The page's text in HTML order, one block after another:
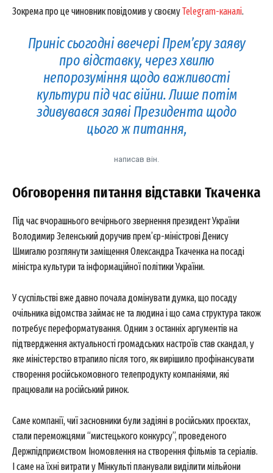
Зокрема про це чиновник повідомив у своємуTelegram-каналі.
Приніс сьогодні ввечері Прем’єру заяву
про відставку, через хвилю
непорозуміння щодо важливості
культури під час війни. Лише потім
здивувався заяві Президента щодо
цього ж питання,
написав він.
Обговорення питання відставки Ткаченка
Під час вчорашнього вечірнього звернення президент України
Володимир Зеленський доручив прем’єр-міністрові Денису
Шмигалю розглянути заміщення Олександра Ткаченка на посаді
міністра культури та інформаційної політики України.
У суспільстві вже давно почала домінувати думка, що посаду
очільника відомства займає не та людина і що сама структура також
потребує переформатування. Одним з останніх аргументів на
підтвердження актуальності громадських настроїв став скандал, у
яке міністерство втрапило після того, як вирішило профінансувати
створення російськомовного телепродукту компаніями, які
працювали на російський ринок.
Саме компанії, чиї засновники були задіяні в російських проєктах,
стали переможцями “мистецького конкурсу”, проведеного
Держпідприємством Іномовлення на створення фільмів та серіалів.
І саме на їхні витрати у Мінкульті планували виділити мільйони